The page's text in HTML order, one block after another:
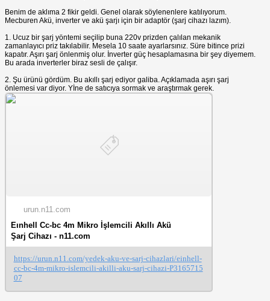
Benim de aklıma 2 fikir geldi. Genel olarak söylenenlere katılıyorum.
Mecburen Akü, inverter ve akü şarjı için bir adaptör (şarj cihazı lazım).
1. Ucuz bir şarj yöntemi seçilip buna 220v prizden çalılan mekanik
zamanlayıcı priz takılabilir. Mesela 10 saate ayarlarsınız. Süre bitince prizi
kapatır. Aşırı şarj önlenmiş olur. İnverter güç hesaplamasına bir şey diyemem.
Bu arada inverterler biraz sesli de çalışır.
2. Şu ürünü gördüm. Bu akıllı şarj ediyor galiba. Açıklamada aşırı şarj
önlemesi var diyor. Yİne de satıcıya sormak ve araştırmak gerek.
urun.n11.com
Eınhell Cc-bc 4m Mikro İşlemcili Akıllı Akü
Şarj Cihazı - n11.com
https://urun.n11.com/yedek-aku-ve-sarj-cihazlari/einhell-
cc-bc-4m-mikro-islemcili-akilli-aku-sarj-cihazi-P3165715
07